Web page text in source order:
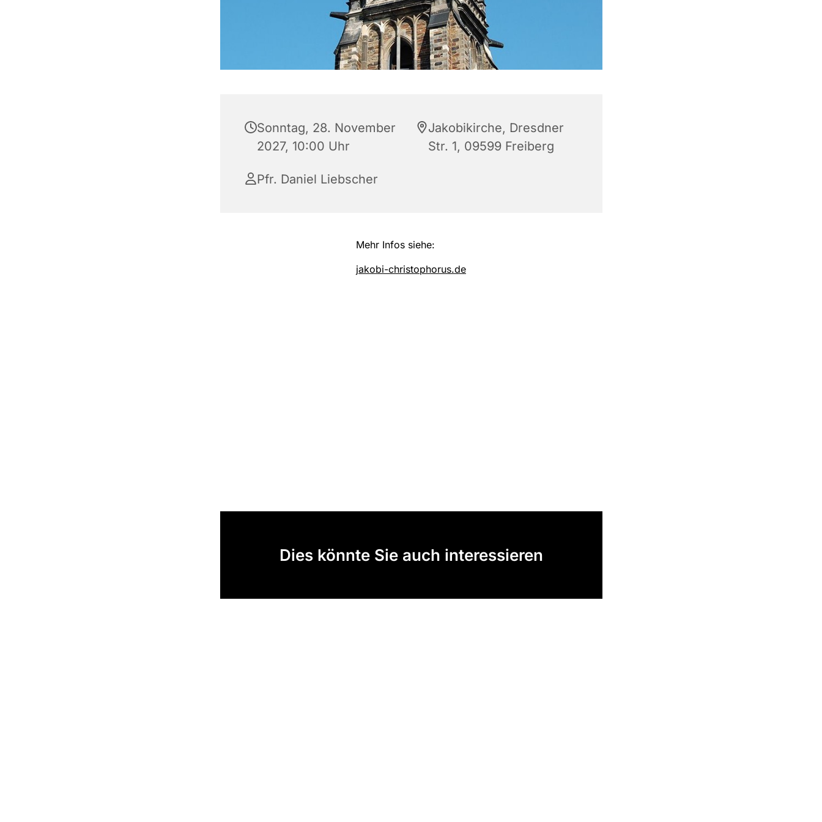
Sonntag, 28. November
2027, 10:00 Uhr
Jakobikirche, Dresdner
Str. 1, 09599 Freiberg
Pfr. Daniel Liebscher
Mehr Infos siehe:
jakobi-christophorus.de
Dies könnte Sie auch interessieren